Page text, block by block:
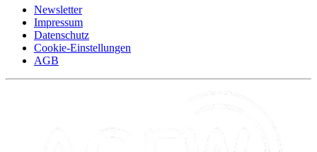
Newsletter
Impressum
Datenschutz
Cookie-Einstellungen
AGB